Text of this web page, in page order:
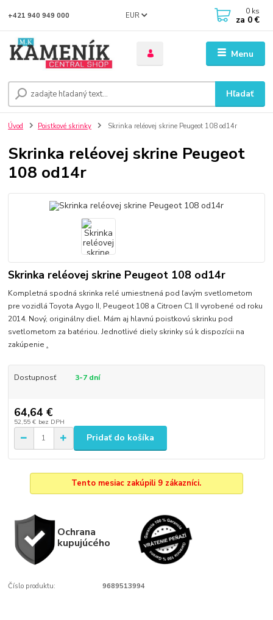
Menu
EUR
Hľadať
+421 940 949 000 0 ks
za 0 €
Úvod Poistkové skrinky Skrinka reléovej skrine Peugeot 108 od14r
Skrinka reléovej skrine Peugeot
108 od14r
Skrinka reléovej skrine Peugeot 108 od14r
Kompletná spodná skrinka relé umiestnená pod ľavým svetlometom
pre vozidlá Toyota Aygo II, Peugeot 108 a Citroen C1 II vyrobené od roku
2014. Nový, originálny diel. Mám aj hlavnú poistkovú skrinku pod
svetlometom za batériou. Jednotlivé diely skrinky sú k dispozícii na
zakúpenie .
Dostupnosť 3-7 dní
64,64 €
52,55 € bez DPH
Pridať do košíka
Tento mesiac zakúpili 9 zákazníci.
Ochrana
kupujúcého
Číslo produktu: 9689513994